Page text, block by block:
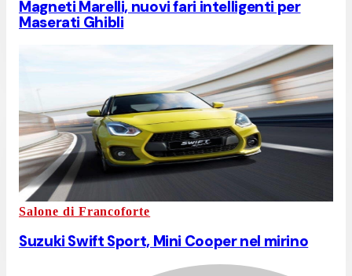
Magneti Marelli, nuovi fari intelligenti per
Maserati Ghibli
Salone di Francoforte
Suzuki Swift Sport, Mini Cooper nel mirino